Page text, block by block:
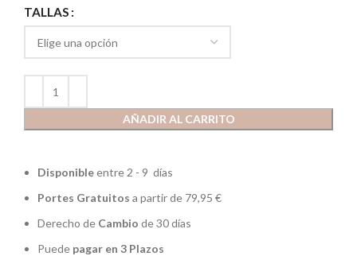
TALLAS
AÑADIR AL CARRITO
Disponibleentre 2 - 9 días
Portes Gratuitos a partir de 79,95 €
Derecho de Cambio de 30 días
Puede pagar en 3 Plazos